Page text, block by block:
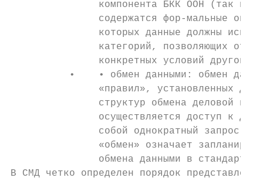
компонента БКК ООН (так
содержатся фор-мальные
которых данные должны
категорий, позволяющих
конкретных условий другой
•    • обмен данными: обмен
«правил», установленных
структур обмена деловой
осуществляется доступ к
собой однократный запрос
«обмен» означает
обмена данными в
В СМД четко определен порядок